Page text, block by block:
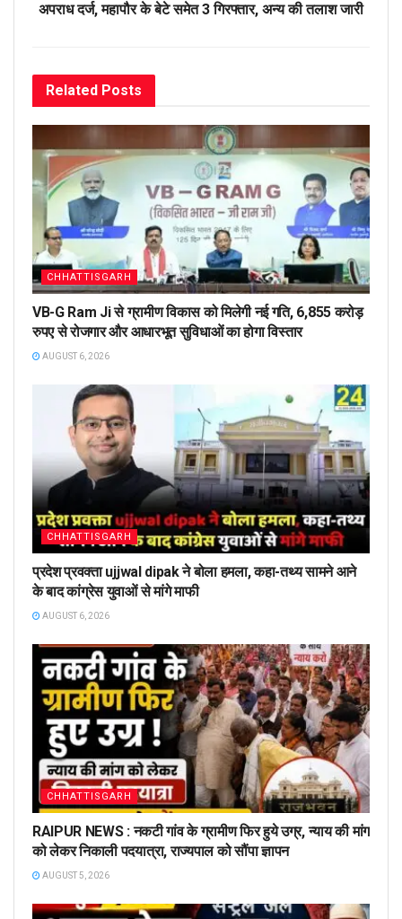
अपराध दर्ज, महापौर के बेटे समेत 3 गिरफ्तार, अन्य की तलाश जारी
Related Posts
CHHATTISGARH
VB-G Ram Ji से ग्रामीण विकास को मिलेगी नई गति, 6,855 करोड़
रुपए से रोजगार और आधारभूत सुविधाओं का होगा विस्तार
AUGUST 6, 2026
CHHATTISGARH
प्रदेश प्रवक्ता ujjwal dipak ने बोला हमला, कहा-तथ्य सामने आने
के बाद कांग्रेस युवाओं से मांगे माफी
AUGUST 6, 2026
CHHATTISGARH
RAIPUR NEWS : नकटी गांव के ग्रामीण फिर हुये उग्र, न्याय की मांग
को लेकर निकाली पदयात्रा, राज्यपाल को सौंपा ज्ञापन
AUGUST 5, 2026